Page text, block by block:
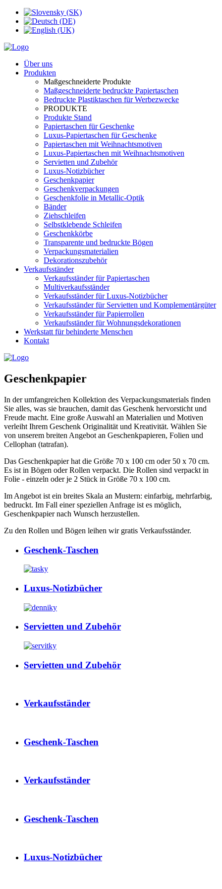
Über uns
Produkten
Maßgeschneiderte Produkte
Maßgeschneiderte bedruckte Papiertaschen
Bedruckte Plastiktaschen für Werbezwecke
PRODUKTE
Produkte Stand
Papiertaschen für Geschenke
Luxus-Papiertaschen für Geschenke
Papiertaschen mit Weihnachtsmotiven
Luxus-Papiertaschen mit Weihnachtsmotiven
Servietten und Zubehör
Luxus-Notizbücher
Geschenkpapier
Geschenkverpackungen
Geschenkfolie in Metallic-Optik
Bänder
Ziehschleifen
Selbstklebende Schleifen
Geschenkkörbe
Transparente und bedruckte Bögen
Verpackungsmaterialien
Dekorationszubehör
Verkaufsständer
Verkaufsständer für Papiertaschen
Multiverkaufsständer
Verkaufsständer für Luxus-Notizbücher
Verkaufsständer für Servietten und Komplementärgüter
Verkaufsständer für Papierrollen
Verkaufsständer für Wohnungsdekorationen
Werkstatt für behinderte Menschen
Kontakt
Geschenkpapier
In der umfangreichen Kollektion des Verpackungsmaterials finden
Sie alles, was sie brauchen, damit das Geschenk hervorsticht und
Freude macht. Eine große Auswahl an Materialien und Motiven
verleiht Ihrem Geschenk Originalität und Kreativität. Wählen Sie
von unserem breiten Angebot an Geschenkpapieren, Folien und
Cellophan (tatrafan).
Das Geschenkpapier hat die Größe 70 x 100 cm oder 50 x 70 cm.
Es ist in Bögen oder Rollen verpackt. Die Rollen sind verpackt in
Folie - einzeln oder je 2 Stück in Größe 70 x 100 cm.
Im Angebot ist ein breites Skala an Mustern: einfarbig, mehrfarbig,
bedruckt. Im Fall einer speziellen Anfrage ist es möglich,
Geschenkpapier nach Wunsch herzustellen.
Zu den Rollen und Bögen leihen wir gratis Verkaufsständer.
Geschenk-Taschen
Luxus-Notizbücher
Servietten und Zubehör
Servietten und Zubehör
Verkaufsständer
Geschenk-Taschen
Verkaufsständer
Geschenk-Taschen
Luxus-Notizbücher